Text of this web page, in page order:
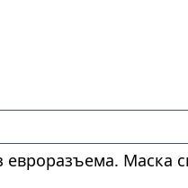
евроразъема. Маска